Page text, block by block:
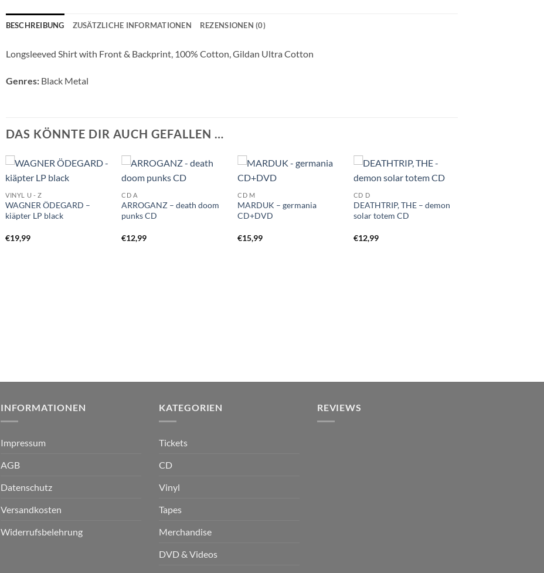
BESCHREIBUNG ZUSÄTZLICHE INFORMATIONEN REZENSIONEN (0)
Longsleeved Shirt with Front & Backprint, 100% Cotton, Gildan Ultra Cotton
Genres:Black Metal
DAS KÖNNTE DIR AUCH GEFALLEN …
VINYL U - Z
WAGNER ÖDEGARD –
kiäpter LP black
€19,99
CD A
ARROGANZ – death doom
punks CD
€12,99
CD M
MARDUK – germania
CD+DVD
€15,99
CD D
DEATHTRIP, THE – demon
solar totem CD
€12,99
INFORMATIONEN
Impressum
AGB
Datenschutz
Versandkosten
Widerrufsbelehrung
KATEGORIEN
Tickets
CD
Vinyl
Tapes
Merchandise
DVD & Videos
REVIEWS